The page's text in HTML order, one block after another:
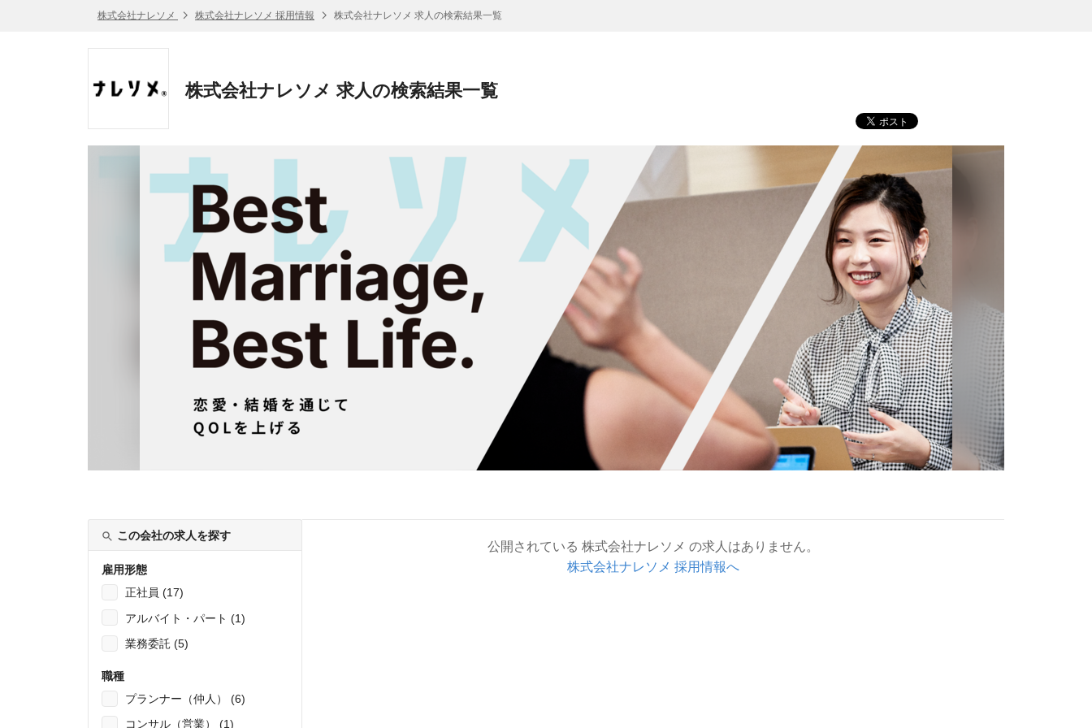
株式会社ナレソメ 株式会社ナレソメ 採用情報 株式会社ナレソメ 求人の検索結果一覧
株式会社ナレソメ 求人の検索結果一覧
この会社の求人を探す
雇用形態
正社員 (17)
アルバイト・パート (1)
業務委託 (5)
職種
プランナー（仲人） (6)
コンサル（営業） (1)
公開されている 株式会社ナレソメ の求人はありません。
株式会社ナレソメ 採用情報へ